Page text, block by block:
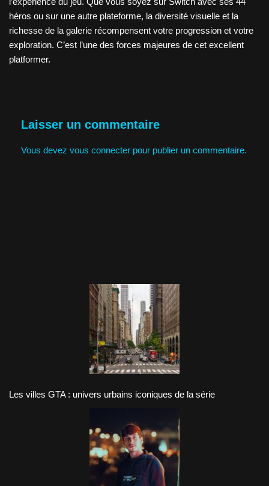
héros ou sur une autre plateforme, la diversité visuelle et la
richesse de la galerie récompensent votre progression et votre
exploration. C’est l’une des forces majeures de cet excellent
platformer.
Laisser un commentaire
Vous devez vous connecter pour publier un commentaire.
Les villes GTA : univers urbains iconiques de la série